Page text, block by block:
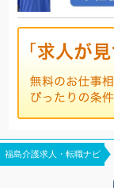
福島介護求人・転職ナビ